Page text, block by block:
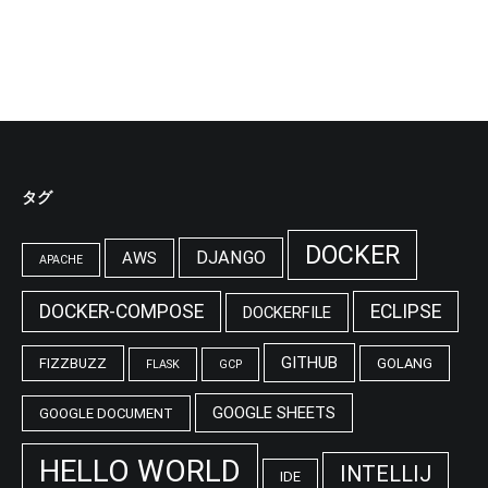
タグ
APACHE AWS DJANGO DOCKER
DOCKER-COMPOSE DOCKERFILE ECLIPSE
FIZZBUZZ FLASK GCP GITHUB GOLANG
GOOGLE DOCUMENT GOOGLE SHEETS
HELLO WORLD IDE INTELLIJ